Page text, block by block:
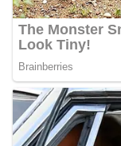
to Door
kegiatan
hanya
dan
secara